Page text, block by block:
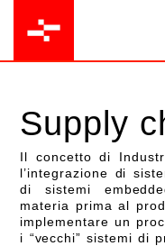
Supply
Il concetto di
l’integrazione di
di sistemi
materia prima al
implementare un
i “vecchi” sistemi di